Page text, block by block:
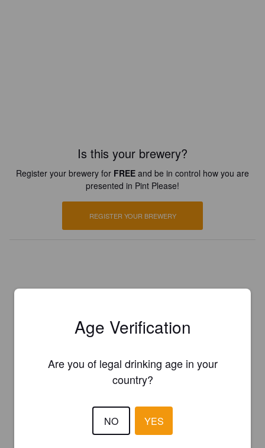
Is this your brewery?
Register your brewery for FREE and be in control how you are
presented in Pint Please!
REGISTER YOUR BREWERY
Age Verification
Are you of legal drinking age in your
country?
NO YES